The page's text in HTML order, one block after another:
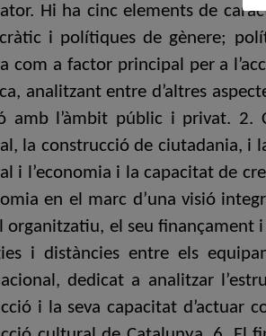
Hi ha cinc elements de
i polítiques de gènere;
com a factor principal per a
analitzant entre d’altres
amb l’àmbit públic i privat. 2.
la construcció de ciutadania, i
i l’economia i la capacitat de
en el marc d’una visió
organitzatiu, el seu finançament
i distàncies entre els
dedicat a analitzar
i la seva capacitat d’actuar